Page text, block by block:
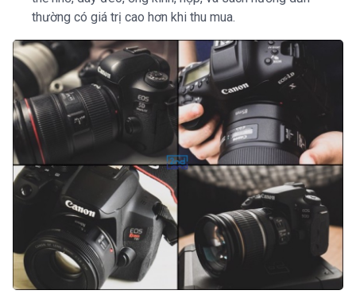
thường có giá trị cao hơn khi thu mua.